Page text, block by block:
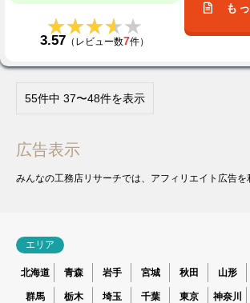
★★★★★
★★★★★
3.57 （レビュー数7件）
も
55件中 37〜48件を表示
広告表示
みんなの工務店リサーチでは、アフィリエイト広告を
エリア
北海道 青森 岩手 宮城 秋田 山形
群馬 栃木 埼玉 千葉 東京 神奈川